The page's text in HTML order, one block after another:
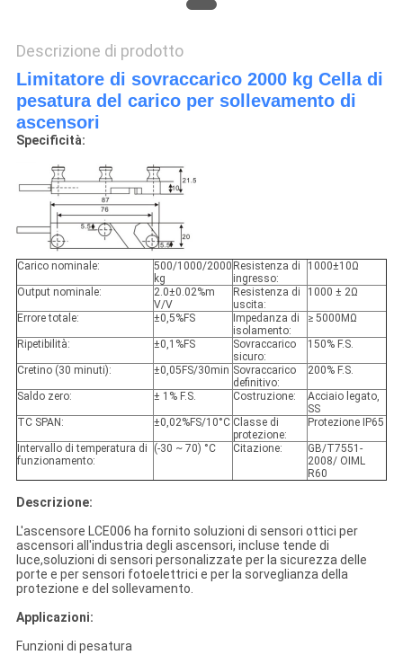
Descrizione di prodotto
Limitatore di sovraccarico 2000 kg Cella di
pesatura del carico per sollevamento di
ascensori
Specificità:
Carico nominale:
500/1000/2000
kg
Resistenza di
ingresso:
1000±10Ω
Output nominale:
2.0±0.02%m
V/V
Resistenza di
uscita:
1000 ± 2Ω
Errore totale: ±0,5%FS
Impedanza di
isolamento:
≥ 5000MΩ
Ripetibilità: ±0,1%FS
Sovraccarico
sicuro:
150% F.S.
Cretino (30 minuti): ±0,05FS/30min Sovraccarico
definitivo:
200% F.S.
Saldo zero: ± 1% F.S. Costruzione:
Acciaio legato,
SS
TC SPAN:
±0,02%FS/10°C Classe di
protezione:
Protezione IP65
Intervallo di temperatura di
funzionamento:
(-30 ~ 70) °C Citazione:
GB/T7551-
2008/ OIML
R60
Descrizione:
L'ascensore LCE006 ha fornito soluzioni di sensori ottici per
ascensori all'industria degli ascensori, incluse tende di
luce,soluzioni di sensori personalizzate per la sicurezza delle
porte e per sensori fotoelettrici e per la sorveglianza della
protezione e del sollevamento.
Applicazioni:
Funzioni di pesatura